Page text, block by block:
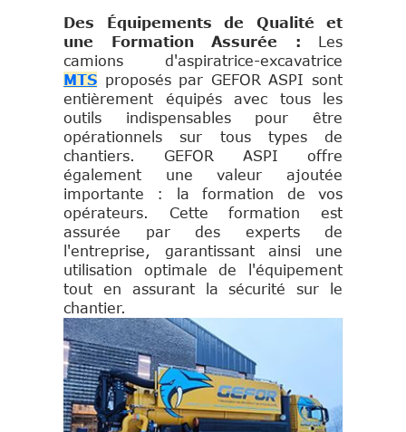
Des Équipements de Qualité et
une Formation Assurée : Les
camions d'aspiratrice-excavatrice
MTS proposés par GEFOR ASPI sont
entièrement équipés avec tous les
outils indispensables pour être
opérationnels sur tous types de
chantiers. GEFOR ASPI offre
également une valeur ajoutée
importante : la formation de vos
opérateurs. Cette formation est
assurée par des experts de
l'entreprise, garantissant ainsi une
utilisation optimale de l'équipement
tout en assurant la sécurité sur le
chantier.